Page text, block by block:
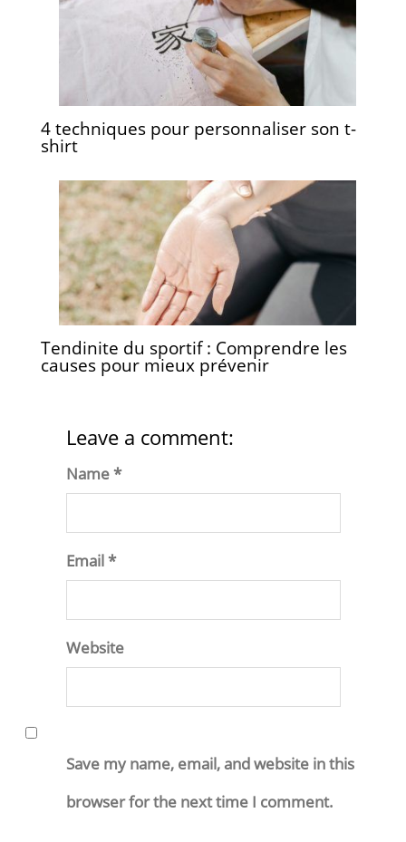
4 techniques pour personnaliser son t-
shirt
Tendinite du sportif : Comprendre les
causes pour mieux prévenir
Leave a comment:
Name *
Email *
Website
Save my name, email, and website in this
browser for the next time I comment.